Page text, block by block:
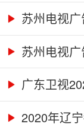
苏州电视
2...苏州电视
广东卫视
2020年辽